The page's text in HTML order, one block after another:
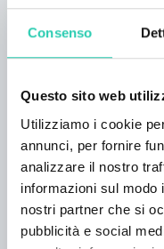
Consenso
Questo sito web
Utilizziamo i cookie
annunci, per fornire
analizzare il nostro
informazioni sul
nostri partner che si
pubblicità e social
macchina per il
bagno c'è una
purificazione
che utilizza un
elettrochimica. Gli
un giardino con
barbecue elettrico
antichi e magnifici
fioriti. L'alloggio